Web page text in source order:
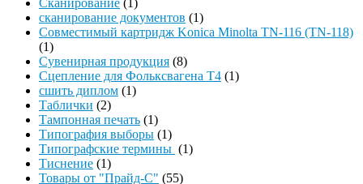
Сканирование (1)
сканирование документов (1)
Совместимый картридж Konica Minolta TN-116 (TN-118)
(1)
Сувенирная продукция (8)
Сцепление для Фольксвагена Т4 (1)
сшить диплом (1)
Таблички (2)
Тампонная печать (1)
Типография выборы (1)
Типографские термины (1)
Тиснение (1)
Товары от "Прайд-С" (55)